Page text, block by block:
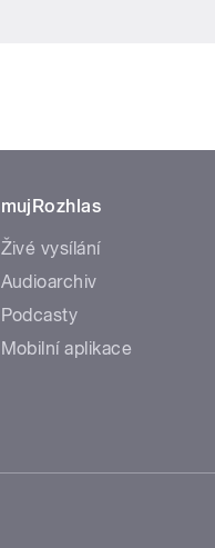
mujRozhlas
Živé vysílání
Audioarchiv
Podcasty
Mobilní aplikace